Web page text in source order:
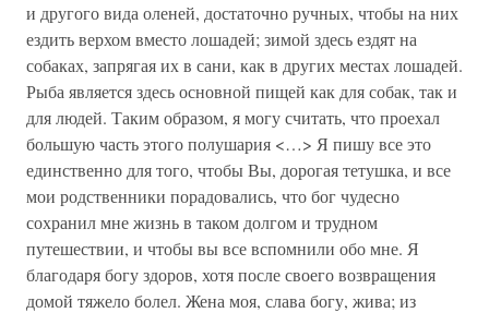
и другого вида оленей, достаточно ручных, чтобы на них
ездить верхом вместо лошадей; зимой здесь ездят на
собаках, запрягая их в сани, как в других местах лошадей.
Рыба является здесь основной пищей как для собак, так и
для людей. Таким образом, я могу считать, что проехал
большую часть этого полушария <…> Я пишу все это
единственно для того, чтобы Вы, дорогая тетушка, и все
мои родственники порадовались, что бог чудесно
сохранил мне жизнь в таком долгом и трудном
путешествии, и чтобы вы все вспомнили обо мне. Я
благодаря богу здоров, хотя после своего возвращения
домой тяжело болел. Жена моя, слава богу, жива; из